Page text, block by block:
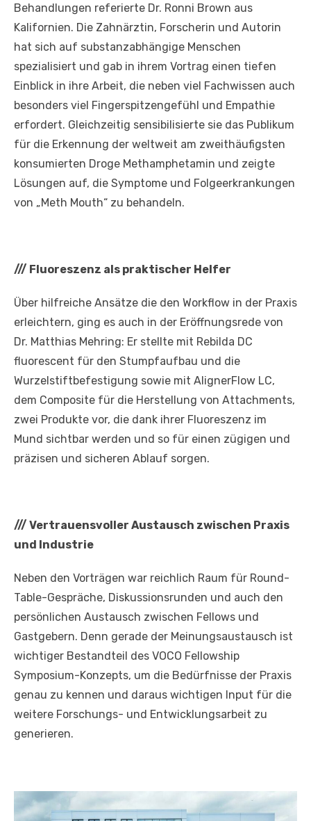
Behandlungen referierte Dr. Ronni Brown aus
Kalifornien. Die Zahnärztin, Forscherin und Autorin
hat sich auf substanzabhängige Menschen
spezialisiert und gab in ihrem Vortrag einen tiefen
Einblick in ihre Arbeit, die neben viel Fachwissen auch
besonders viel Fingerspitzengefühl und Empathie
erfordert. Gleichzeitig sensibilisierte sie das Publikum
für die Erkennung der weltweit am zweithäufigsten
konsumierten Droge Methamphetamin und zeigte
Lösungen auf, die Symptome und Folgeerkrankungen
von „Meth Mouth“ zu behandeln.
/// Fluoreszenz als praktischer Helfer
Über hilfreiche Ansätze die den Workflow in der Praxis
erleichtern, ging es auch in der Eröffnungsrede von
Dr. Matthias Mehring: Er stellte mit Rebilda DC
fluorescent für den Stumpfaufbau und die
Wurzelstiftbefestigung sowie mit AlignerFlow LC,
dem Composite für die Herstellung von Attachments,
zwei Produkte vor, die dank ihrer Fluoreszenz im
Mund sichtbar werden und so für einen zügigen und
präzisen und sicheren Ablauf sorgen.
/// Vertrauensvoller Austausch zwischen Praxis
und Industrie
Neben den Vorträgen war reichlich Raum für Round-
Table-Gespräche, Diskussionsrunden und auch den
persönlichen Austausch zwischen Fellows und
Gastgebern. Denn gerade der Meinungsaustausch ist
wichtiger Bestandteil des VOCO Fellowship
Symposium-Konzepts, um die Bedürfnisse der Praxis
genau zu kennen und daraus wichtigen Input für die
weitere Forschungs- und Entwicklungsarbeit zu
generieren.